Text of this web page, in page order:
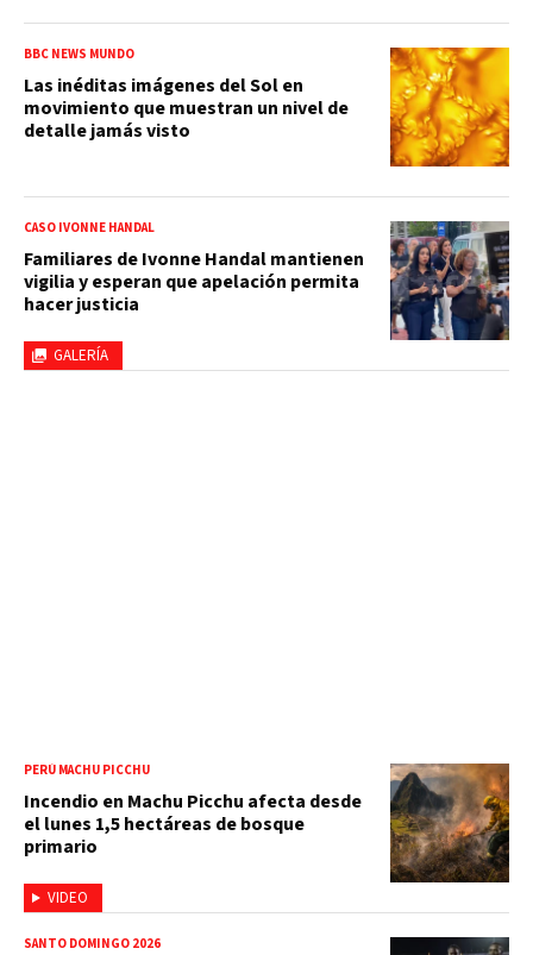
BBC NEWS MUNDO
Las inéditas imágenes del Sol en
movimiento que muestran un nivel de
detalle jamás visto
GALERÍA
CASO IVONNE HANDAL
Familiares de Ivonne Handal mantienen
vigilia y esperan que apelación permita
hacer justicia
VIDEO
PERÚ MACHU PICCHU
Incendio en Machu Picchu afecta desde
el lunes 1,5 hectáreas de bosque
primario
SANTO DOMINGO 2026